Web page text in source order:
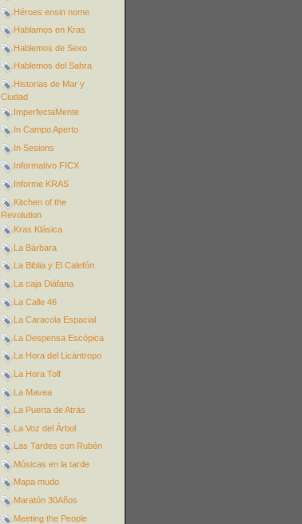
Héroes ensin nome
Hablamos en Kras
Hablemos de Sexo
Hablemos del Sahra
Historias de Mar y
Ciudad
ImperfectaMente
In Campo Aperto
In Sesions
Informativo FICX
Informe KRAS
Kitchen of the
Revolution
Kras Klásica
La Bárbara
La Biblia y El Calefón
La caja Diáfana
La Calle 46
La Caracola Espacial
La Despensa Escópica
La Hora del Licántropo
La Hora Tolf
La Mavea
La Puerta de Atrás
La Voz del Árbol
Las Tardes con Rubén
Músicas en la tarde
Mapa mudo
Maratón 30Años
Meeting the People